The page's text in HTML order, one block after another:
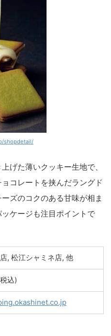
shopdetail/
げた薄いクッキー生地で、
コレートを挟んだラングド
ズのコクのある甘味が相ま
ケージも注目ポイントで
, 松江シャミネ店, 他
込)